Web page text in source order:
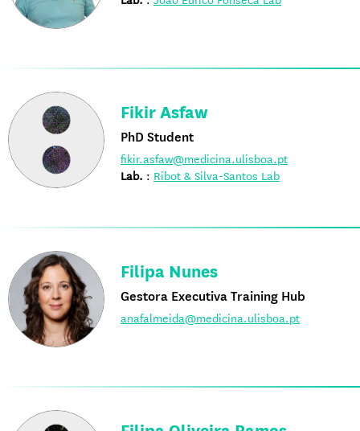
Fikir Asfaw
PhD Student
fikir.asfaw@medicina.ulisboa.pt
Lab. : Ribot & Silva-Santos Lab
Filipa Nunes
Gestora Executiva Training Hub
anafalmeida@medicina.ulisboa.pt